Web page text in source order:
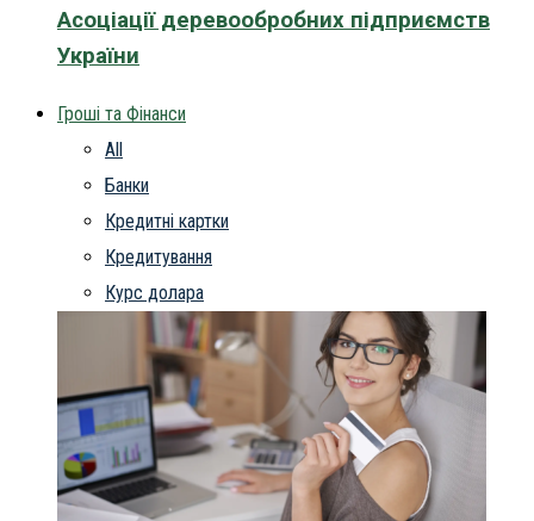
Асоціації деревообробних підприємств
України
Гроші та Фінанси
All
Банки
Кредитні картки
Кредитування
Курс долара